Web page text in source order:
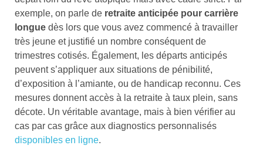
exemple, on parle de retraite anticipée pour carrière
longue dès lors que vous avez commencé à travailler
très jeune et justifié un nombre conséquent de
trimestres cotisés. Également, les départs anticipés
peuvent s’appliquer aux situations de pénibilité,
d’exposition à l’amiante, ou de handicap reconnu. Ces
mesures donnent accès à la retraite à taux plein, sans
décote. Un véritable avantage, mais à bien vérifier au
cas par cas grâce aux diagnostics personnalisés
disponibles en ligne.